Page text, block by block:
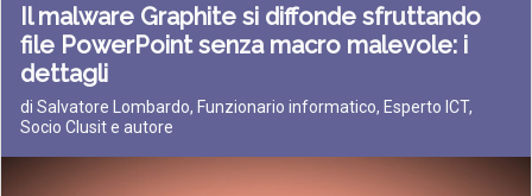
Il malware Graphite si diffonde sfruttando
file PowerPoint senza macro malevole: i
dettagli
di Salvatore Lombardo, Funzionario informatico, Esperto ICT,
Socio Clusit e autore